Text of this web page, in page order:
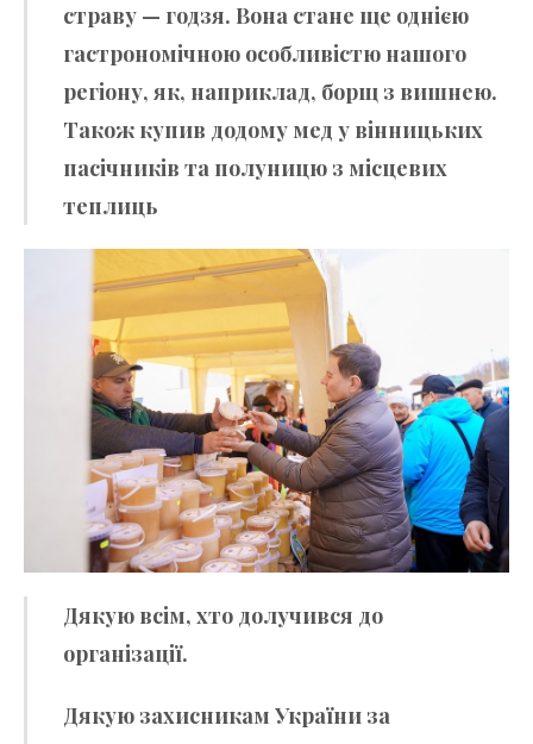
страву — годзя. Вона стане ще однією
гастрономічною особливістю нашого
регіону, як, наприклад, борщ з вишнею.
Також купив додому мед у вінницьких
пасічників та полуницю з місцевих
теплиць
Дякую всім, хто долучився до
організації.
Дякую захисникам України за